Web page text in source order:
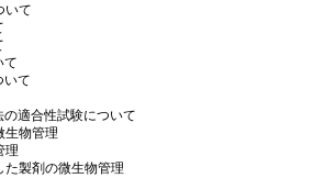
いて
て
いて
適合性試験について
生物管理
理
た製剤の微生物管理